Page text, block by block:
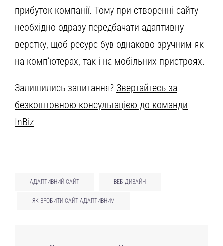
прибуток компанії. Тому при створенні сайту
необхідно одразу передбачати адаптивну
верстку, щоб ресурс був однаково зручним як
на комп’ютерах, так і на мобільних пристроях.
Залишились запитання? Звертайтесь за
безкоштовною консультацією до команди
InBiz
АДАПТИВНИЙ САЙТ ВЕБ ДИЗАЙН
ЯК ЗРОБИТИ САЙТ АДАПТИВНИМ